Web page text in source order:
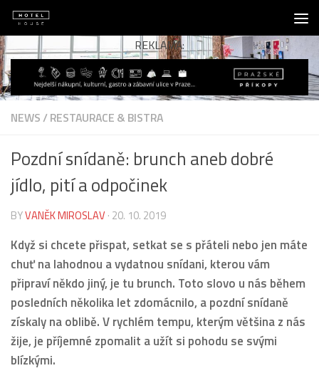
Skip to content
REKLAMA:
NEWS/RESTAURACE & BISTRA
Pozdní snídaně: brunch aneb dobré
jídlo, pití a odpočinek
BYVANĚK MIROSLAV · 20. 10. 2019
Když si chcete přispat, setkat se s přáteli nebo jen máte
chuť na lahodnou a vydatnou snídani, kterou vám
připraví někdo jiný, je tu brunch. Toto slovo u nás během
posledních několika let zdomácnilo, a pozdní snídaně
získaly na oblibě. V rychlém tempu, kterým většina z nás
žije, je příjemné zpomalit a užít si pohodu se svými
blízkými.